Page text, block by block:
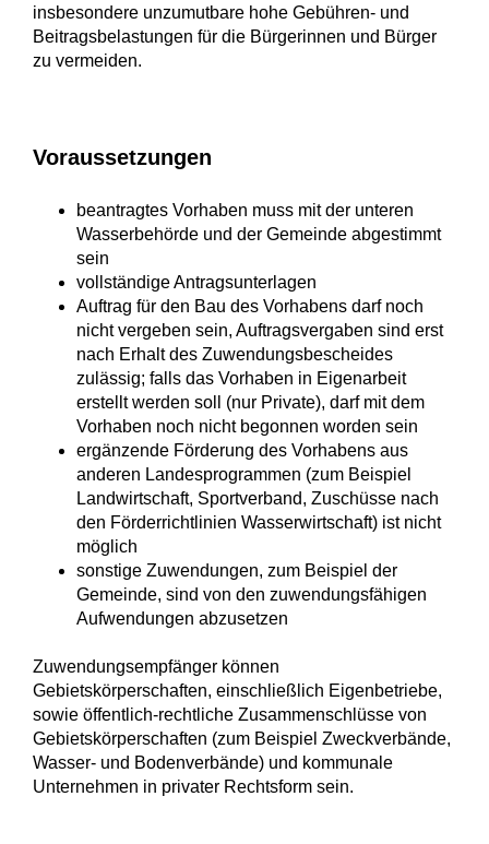
insbesondere unzumutbare hohe Gebühren- und
Beitragsbelastungen für die Bürgerinnen und Bürger
zu vermeiden.
Voraussetzungen
beantragtes Vorhaben muss mit der unteren
Wasserbehörde und der Gemeinde abgestimmt
sein
vollständige Antragsunterlagen
Auftrag für den Bau des Vorhabens darf noch
nicht vergeben sein, Auftragsvergaben sind erst
nach Erhalt des Zuwendungsbescheides
zulässig; falls das Vorhaben in Eigenarbeit
erstellt werden soll (nur Private), darf mit dem
Vorhaben noch nicht begonnen worden sein
ergänzende Förderung des Vorhabens aus
anderen Landesprogrammen (zum Beispiel
Landwirtschaft, Sportverband, Zuschüsse nach
den Förderrichtlinien Wasserwirtschaft) ist nicht
möglich
sonstige Zuwendungen, zum Beispiel der
Gemeinde, sind von den zuwendungsfähigen
Aufwendungen abzusetzen
Zuwendungsempfänger können
Gebietskörperschaften, einschließlich Eigenbetriebe,
sowie öffentlich-rechtliche Zusammenschlüsse von
Gebietskörperschaften (zum Beispiel Zweckverbände,
Wasser- und Bodenverbände) und kommunale
Unternehmen in privater Rechtsform sein.